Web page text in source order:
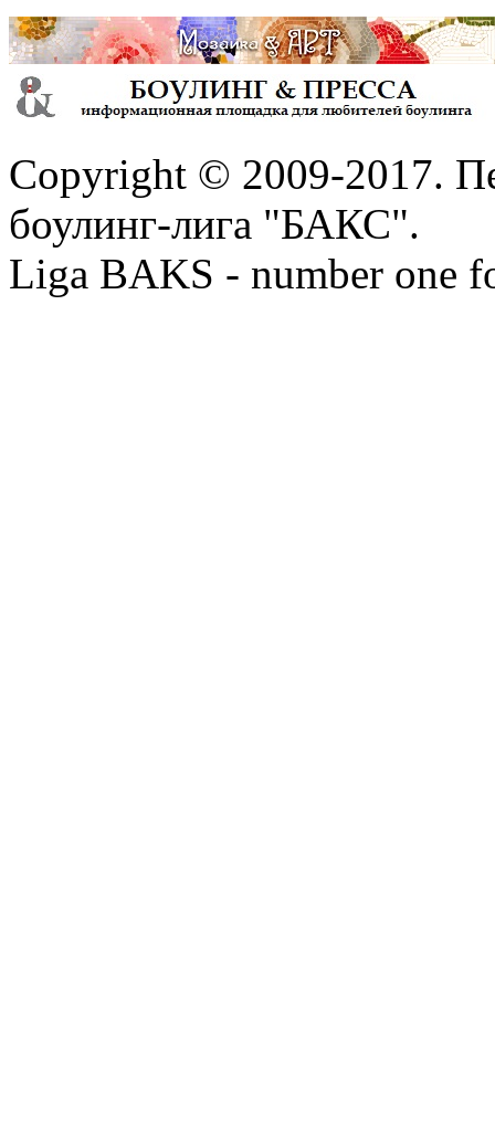
Copyright © 2009-2017.
боулинг-лига "БАКС".
Liga BAKS - number one